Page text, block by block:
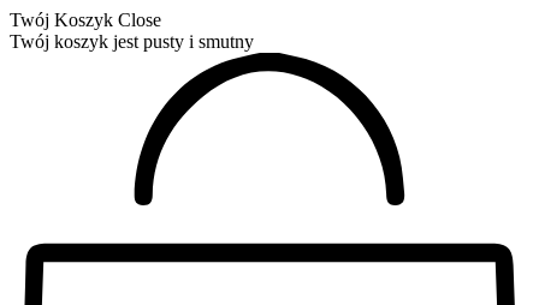
Twój Koszyk Close
Twój koszyk jest pusty i smutny